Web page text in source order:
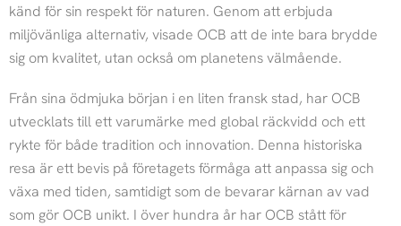
känd för sin respekt för naturen. Genom att erbjuda
miljövänliga alternativ, visade OCB att de inte bara brydde
sig om kvalitet, utan också om planetens välmående.
Från sina ödmjuka början i en liten fransk stad, har OCB
utvecklats till ett varumärke med global räckvidd och ett
rykte för både tradition och innovation. Denna historiska
resa är ett bevis på företagets förmåga att anpassa sig och
växa med tiden, samtidigt som de bevarar kärnan av vad
som gör OCB unikt. I över hundra år har OCB stått för